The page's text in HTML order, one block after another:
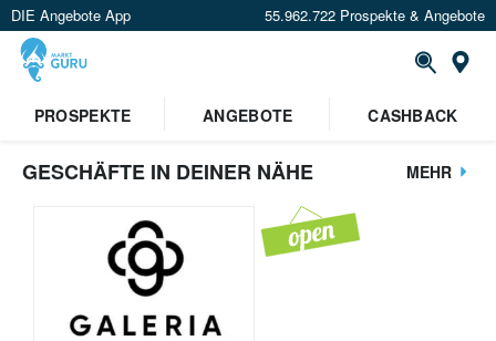
DIE Angebote App 55.962.722 Prospekte & Angebote
PROSPEKTE
ANGEBOTE CASHBACK
GESCHÄFTE IN DEINER NÄHE MEHR